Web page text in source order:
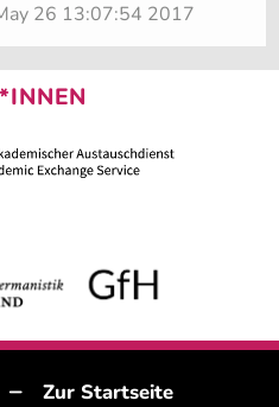
26 13:07:54 2017
– Zur Startseite